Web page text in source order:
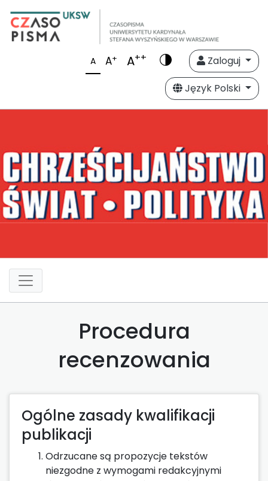
A A+ A++
Zaloguj
Język Polski
Procedura
recenzowania
Ogólne zasady kwalifikacji
publikacji
Odrzucane są propozycje tekstów
niezgodne z wymogami redakcyjnymi